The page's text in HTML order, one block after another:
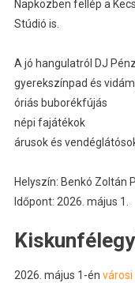
Napközben fellép a
Stúdió is.
A jó hangulatról DJ
gyerekszínpad és
óriás buborékfújás
népi fajátékok
árusok és
Helyszín: Benkó Zoltán
Időpont: 2026. május 1.
2026. május 1-én